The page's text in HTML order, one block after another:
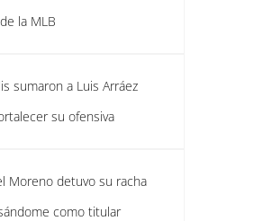
la MLB
sumaron a Luis Arráez
su ofensiva
Moreno detuvo su racha
como titular